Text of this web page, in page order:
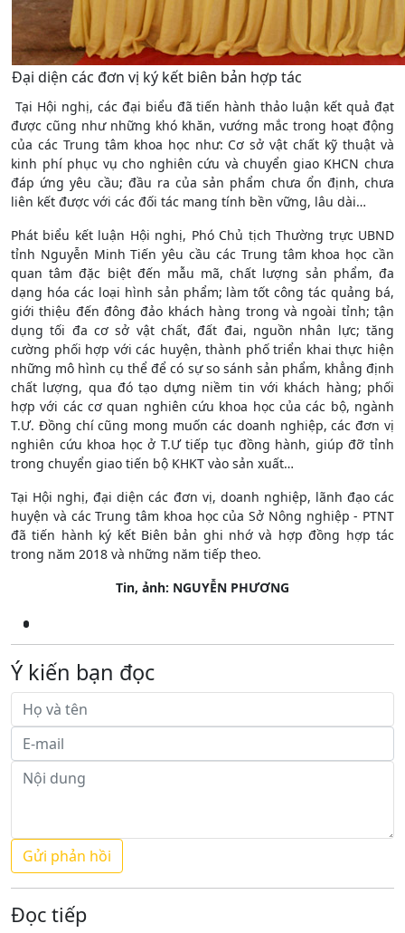
Đại diện các đơn vị ký kết biên bản hợp tác
Tại Hội nghị, các đại biểu đã tiến hành thảo luận kết quả đạt
được cũng như những khó khăn, vướng mắc trong hoạt động
của các Trung tâm khoa học như: Cơ sở vật chất kỹ thuật và
kinh phí phục vụ cho nghiên cứu và chuyển giao KHCN chưa
đáp ứng yêu cầu; đầu ra của sản phẩm chưa ổn định, chưa
liên kết được với các đối tác mang tính bền vững, lâu dài…
Phát biểu kết luận Hội nghị, Phó Chủ tịch Thường trực UBND
tỉnh Nguyễn Minh Tiến yêu cầu các Trung tâm khoa học cần
quan tâm đặc biệt đến mẫu mã, chất lượng sản phẩm, đa
dạng hóa các loại hình sản phẩm; làm tốt công tác quảng bá,
giới thiệu đến đông đảo khách hàng trong và ngoài tỉnh; tận
dụng tối đa cơ sở vật chất, đất đai, nguồn nhân lực; tăng
cường phối hợp với các huyện, thành phố triển khai thực hiện
những mô hình cụ thể để có sự so sánh sản phẩm, khẳng định
chất lượng, qua đó tạo dựng niềm tin với khách hàng; phối
hợp với các cơ quan nghiên cứu khoa học của các bộ, ngành
T.Ư. Đồng chí cũng mong muốn các doanh nghiệp, các đơn vị
nghiên cứu khoa học ở T.Ư tiếp tục đồng hành, giúp đỡ tỉnh
trong chuyển giao tiến bộ KHKT vào sản xuất…
Tại Hội nghị, đại diện các đơn vị, doanh nghiệp, lãnh đạo các
huyện và các Trung tâm khoa học của Sở Nông nghiệp - PTNT
đã tiến hành ký kết Biên bản ghi nhớ và hợp đồng hợp tác
trong năm 2018 và những năm tiếp theo.
Tin, ảnh: NGUYỄN PHƯƠNG
Ý kiến bạn đọc
Đọc tiếp